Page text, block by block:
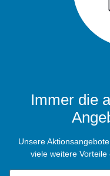
Immer die
Unsere
viele weitere Vorteile